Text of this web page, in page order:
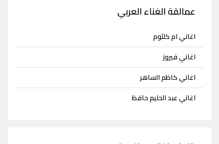
عمالقة الغناء العربي
اغاني ام كلثوم
اغاني فيروز
اغاني كاظم الساهر
اغاني عبد الحليم حافظ